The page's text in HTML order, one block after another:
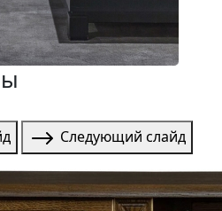
Следующий слайд